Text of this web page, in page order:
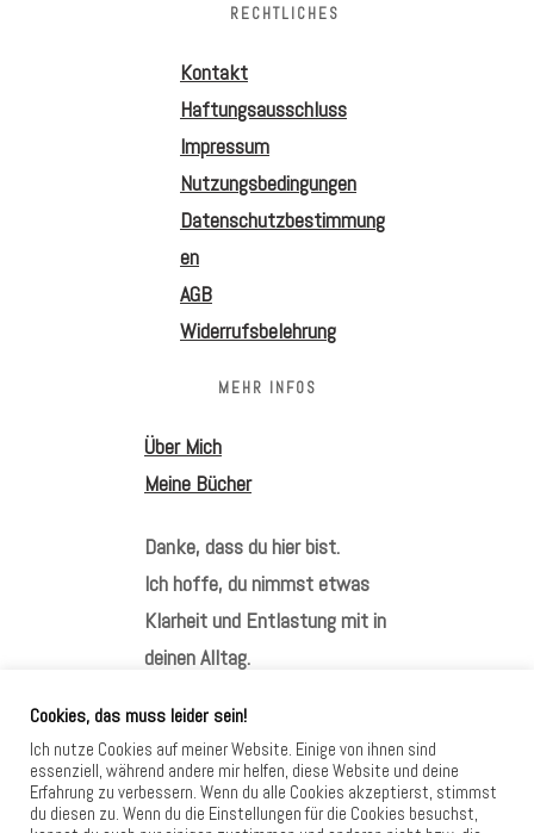
RECHTLICHES
Kontakt
Haftungsausschluss
Impressum
Nutzungsbedingungen
Datenschutzbestimmung
en
AGB
Widerrufsbelehrung
MEHR INFOS
Über Mich
Meine Bücher
Danke, dass du hier bist.
Ich hoffe, du nimmst etwas
Klarheit und Entlastung mit in
deinen Alltag.
HIER FINDEST DU MICH
Cookies, das muss leider sein!
Ich nutze Cookies auf meiner Website. Einige von ihnen sind
essenziell, während andere mir helfen, diese Website und deine
Erfahrung zu verbessern. Wenn du alle Cookies akzeptierst, stimmst
du diesen zu. Wenn du die Einstellungen für die Cookies besuchst,